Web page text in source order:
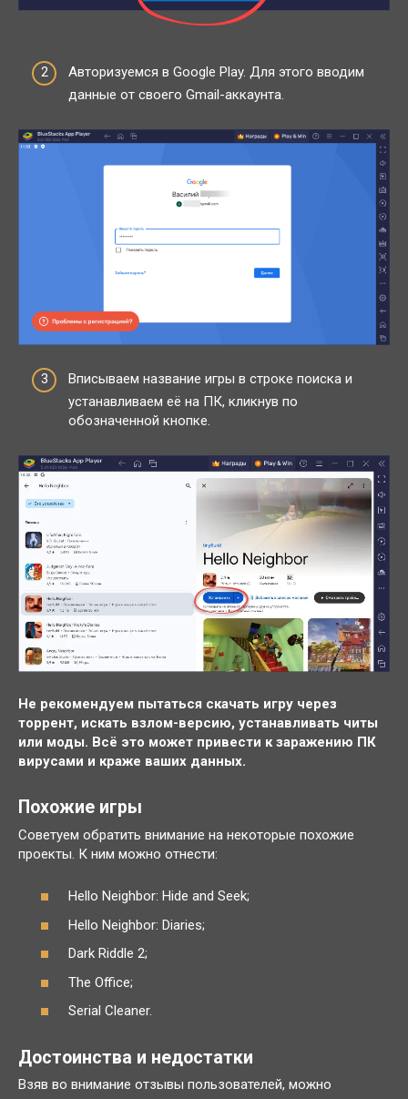
Авторизуемся в Google Play. Для этого вводим
данные от своего Gmail-аккаунта.
Вписываем название игры в строке поиска и
устанавливаем её на ПК, кликнув по
обозначенной кнопке.
Не рекомендуем пытаться скачать игру через
торрент, искать взлом-версию, устанавливать читы
или моды. Всё это может привести к заражению ПК
вирусами и краже ваших данных.
Похожие игры
Советуем обратить внимание на некоторые похожие
проекты. К ним можно отнести:
Hello Neighbor: Hide and Seek;
Hello Neighbor: Diaries;
Dark Riddle 2;
The Office;
Serial Cleaner.
Достоинства и недостатки
Взяв во внимание отзывы пользователей, можно